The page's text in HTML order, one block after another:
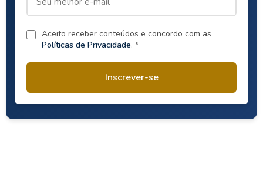
Aceito receber conteúdos e concordo com as
Políticas de Privacidade. *
Inscrever-se